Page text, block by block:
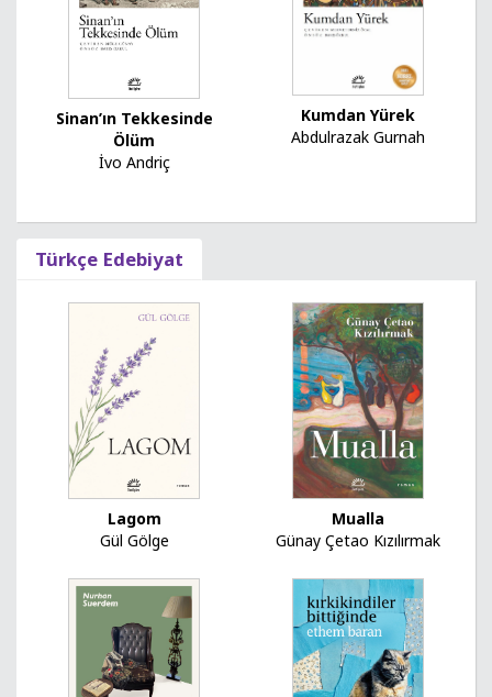
Sinan’ın Tekkesinde
Ölüm
İvo Andriç
Kumdan Yürek
Abdulrazak Gurnah
Türkçe Edebiyat
Lagom
Gül Gölge
Mualla
Günay Çetao Kızılırmak